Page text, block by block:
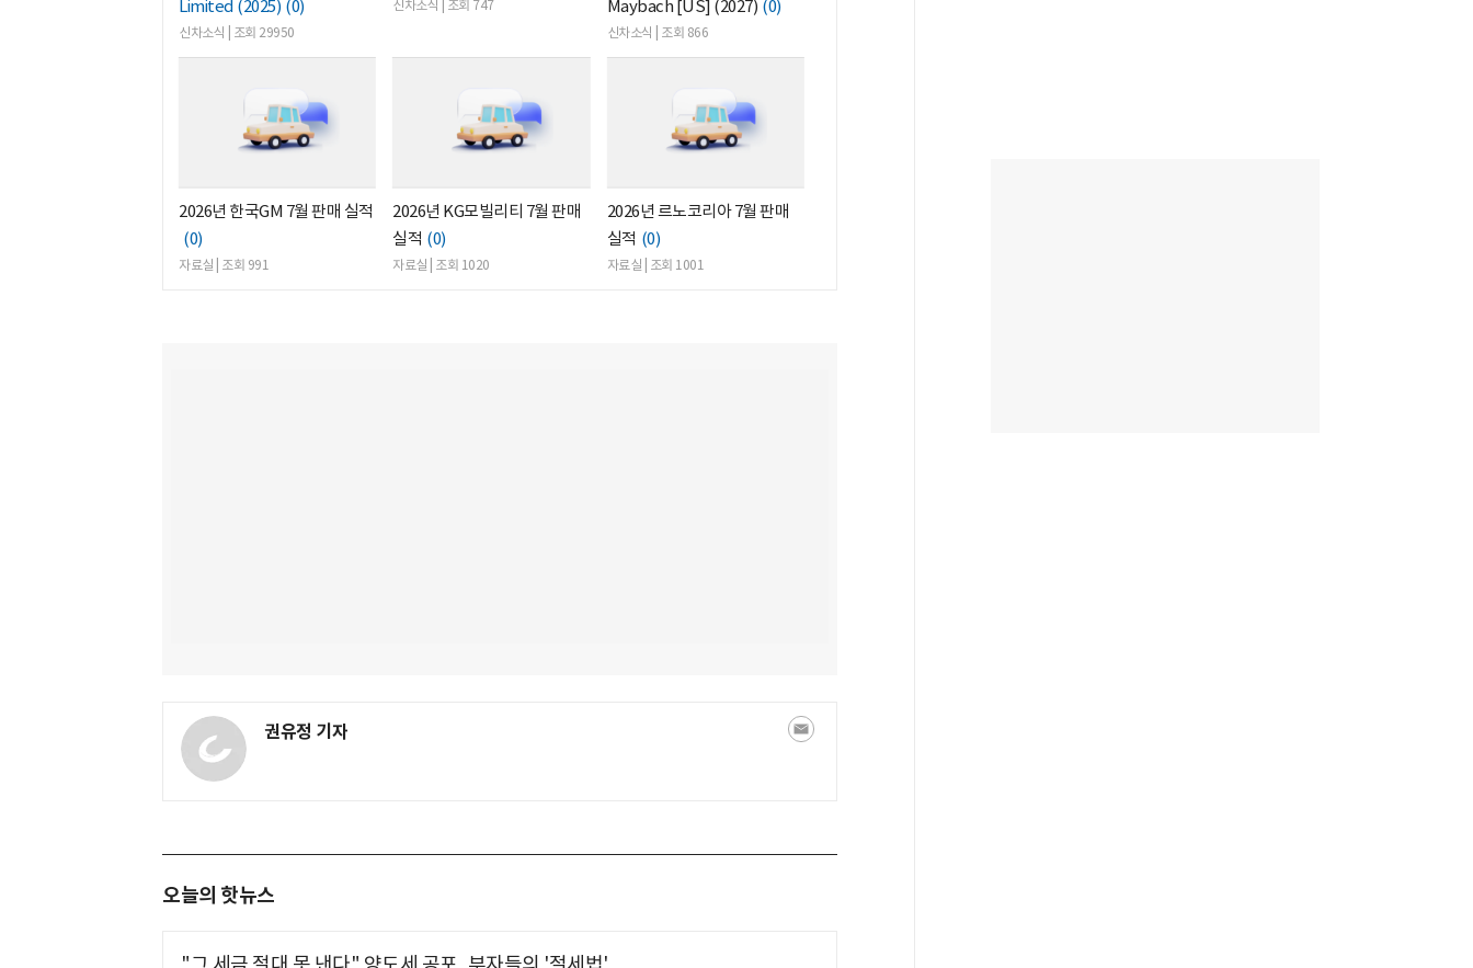
Limited (2025) (0)
신차소식 | 조회 29950
신차소식 | 조회 747
Maybach [US] (2027) (0)
신차소식 | 조회 866
2026년 한국GM 7월 판매 실적
(0)
자료실 | 조회 991
2026년 KG모빌리티 7월 판매
실적 (0)
자료실 | 조회 1020
2026년 르노코리아 7월 판매
실적 (0)
자료실 | 조회 1001
권유정 기자
오늘의 핫뉴스